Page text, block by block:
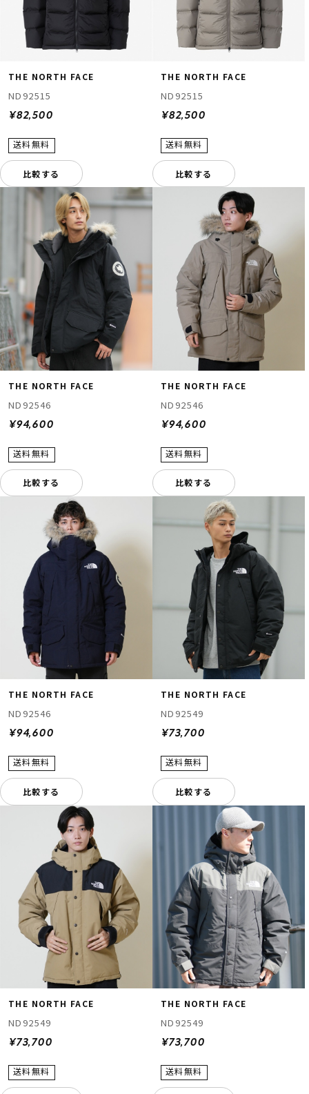
THE NORTH FACE
ND92515
¥82,500
比較する
THE NORTH FACE
ND92515
¥82,500
比較する
THE NORTH FACE
ND92546
¥94,600
比較する
THE NORTH FACE
ND92546
¥94,600
比較する
THE NORTH FACE
ND92546
¥94,600
比較する
THE NORTH FACE
ND92549
¥73,700
比較する
THE NORTH FACE
ND92549
¥73,700
THE NORTH FACE
ND92549
¥73,700